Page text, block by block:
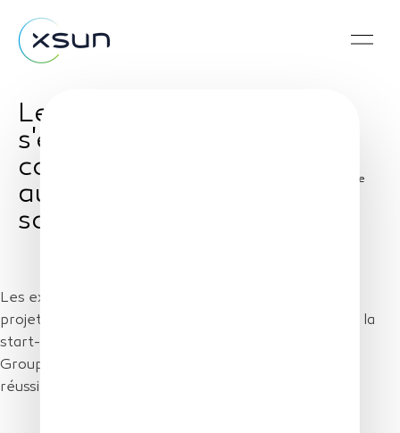
Les echos : XSun
s'engage dans la
course au drone
autonome 100 %
solaire
Share
Les exploits de Solar Impulse donnent des ailes aux
projets de drones 100 % photovoltaïques. Porté par la
start-up XSun, qui est soutenu par bpifrance, Airbus
Group et Dassault Systèmes, le SolarXOne vient de
réussir son premier vol ce 30 octobre.